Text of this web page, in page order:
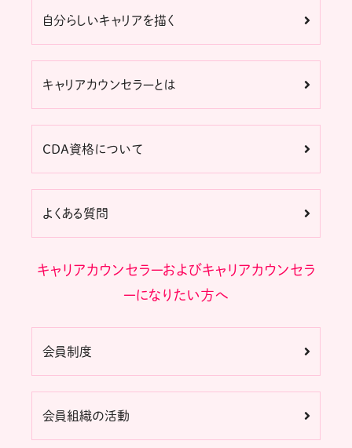
自分らしいキャリアを描く
キャリアカウンセラーとは
CDA資格について
よくある質問
キャリアカウンセラーおよびキャリアカウンセラ
ーになりたい方へ
会員制度
会員組織の活動